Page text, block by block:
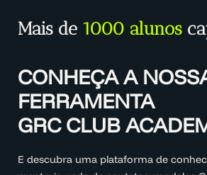
Mais de 1000 alunos
CONHEÇA A
FERRAMENTA
GRC CLUB
E descubra uma plataforma de